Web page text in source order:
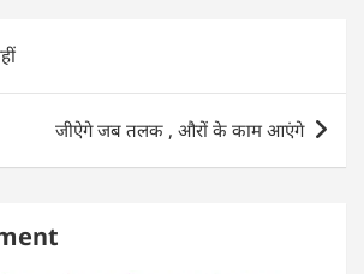
जीऐगे जब तलक , औरों के काम आएंगे